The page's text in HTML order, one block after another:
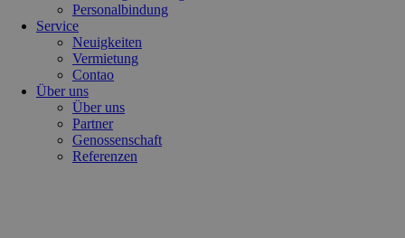
Personalbindung
Service
Neuigkeiten
Vermietung
Contao
Über uns
Über uns
Partner
Genossenschaft
Referenzen